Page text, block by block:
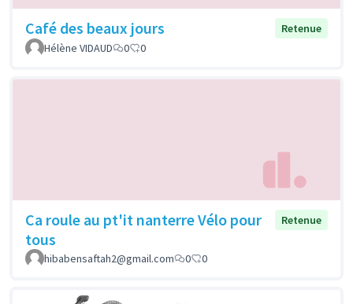
Café des beaux jours
Retenue
Hélène VIDAUD
0 0
Ca roule au pt'it nanterre Vélo pour
tous
Retenue
hibabensaftah2@gmail.com 0 0